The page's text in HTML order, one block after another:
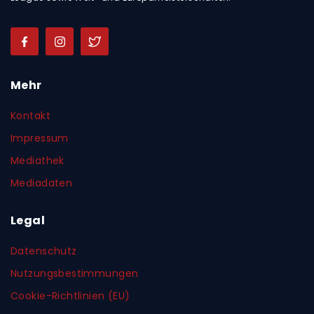
Mehr
Kontakt
Impressum
Mediathek
Mediadaten
Legal
Datenschutz
Nutzungsbestimmungen
Cookie-Richtlinien (EU)